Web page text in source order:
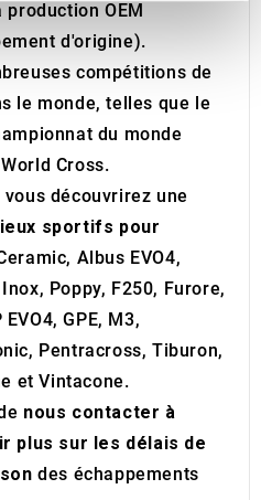
content and ads, to
and to analyse our traffic.
your use of our site with
and analytics partners who
that you’ve
OEM
d'origine).
compétitions de
le monde, telles que le
du monde
Cross.
vous découvrirez une
sportifs pour
Albus EVO4,
Poppy, F250, Furore,
GPE, M3,
Pentracross, Tiburon,
et Vintacone.
nous contacter à
plus sur les délais de
des échappements